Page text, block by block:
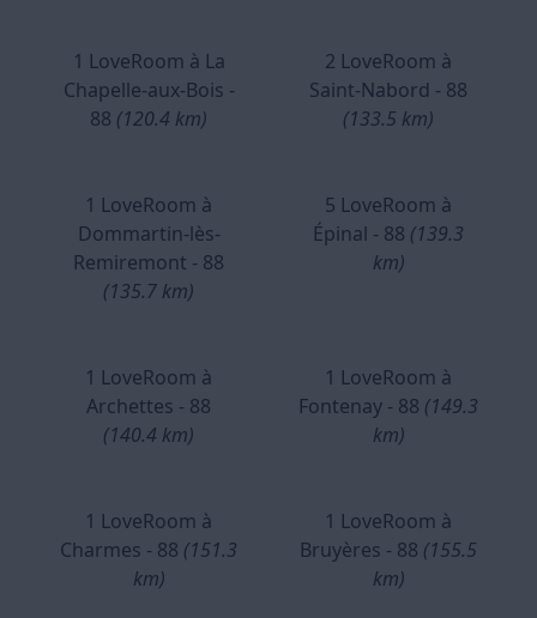
1 LoveRoom à La
Chapelle-aux-Bois -
88 (120.4 km)
2 LoveRoom à
Saint-Nabord - 88
(133.5 km)
1 LoveRoom à
Dommartin-lès-
Remiremont - 88
(135.7 km)
5 LoveRoom à
Épinal - 88 (139.3
km)
1 LoveRoom à
Archettes - 88
(140.4 km)
1 LoveRoom à
Fontenay - 88 (149.3
km)
1 LoveRoom à
Charmes - 88 (151.3
km)
1 LoveRoom à
Bruyères - 88 (155.5
km)